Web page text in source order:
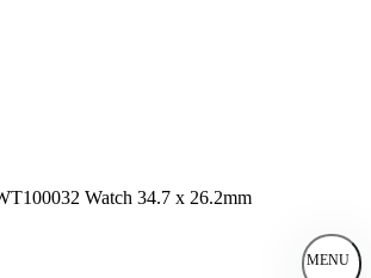
Watch 34.7 x 26.2mm
MENU